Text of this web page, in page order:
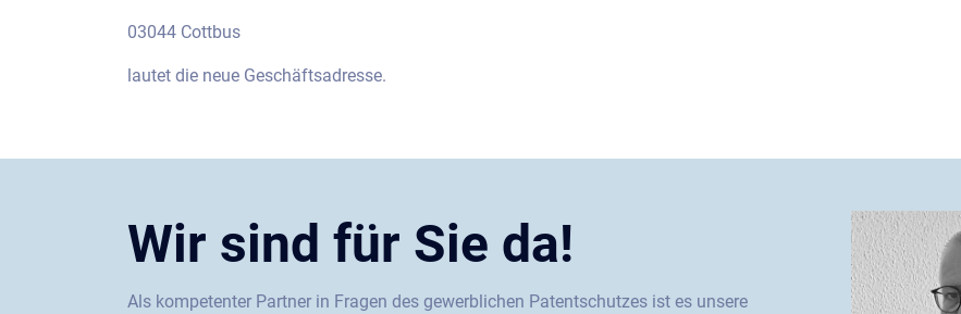
03044 Cottbus
lautet die neue Geschäftsadresse.
Wir sind für Sie da!
Als kompetenter Partner in Fragen des gewerblichen Patentschutzes ist es unsere